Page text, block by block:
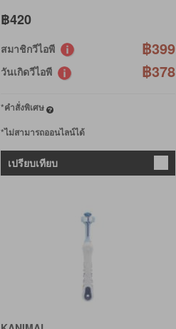
฿420
สมาชิกวีไอพี ฿399
วันเกิดวีไอพี ฿378
*คำสั่งพิเศษ
*ไม่สามารถออนไลน์ได้
เปรียบเทียบ